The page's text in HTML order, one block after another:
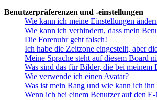
Benutzerpräferenzen und -einstellungen
Wie kann ich meine Einstellungen
Wie kann ich verhindern, dass mein
Die Forenuhr geht falsch!
Ich habe die Zeitzone eingestellt, aber
Meine Sprache steht auf diesem Board
Was sind das für Bilder, die bei meinem
Wie verwende ich einen Avatar?
Was ist mein Rang und wie kann ich ihn
Wenn ich bei einem Benutzer auf den